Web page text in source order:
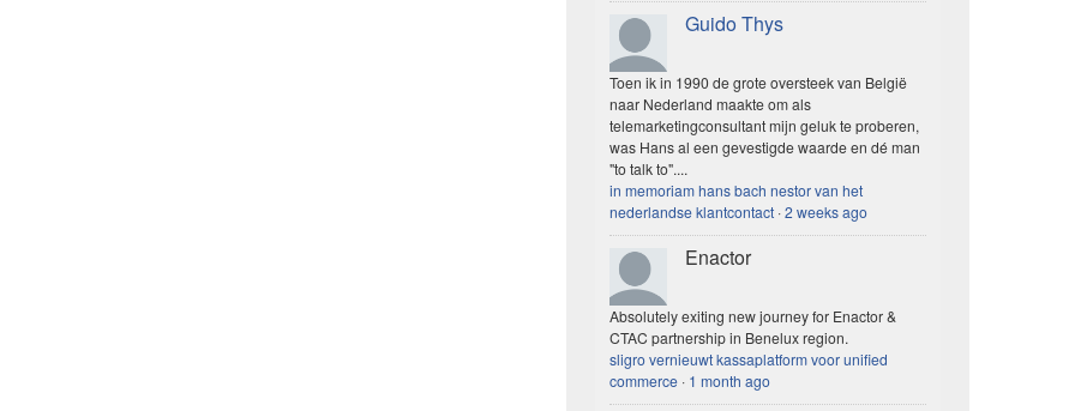
Guido Thys
Toen ik in 1990 de grote oversteek van België
naar Nederland maakte om als
telemarketingconsultant mijn geluk te proberen,
was Hans al een gevestigde waarde en dé man
"to talk to"....
in memoriam hans bach nestor van het
nederlandse klantcontact ·2 weeks ago
Enactor
Absolutely exiting new journey for Enactor &
CTAC partnership in Benelux region.
sligro vernieuwt kassaplatform voor unified
commerce · 1 month ago